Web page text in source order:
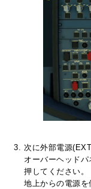
次に外部電源
オーバーヘッド
押してください。
地上からの電源